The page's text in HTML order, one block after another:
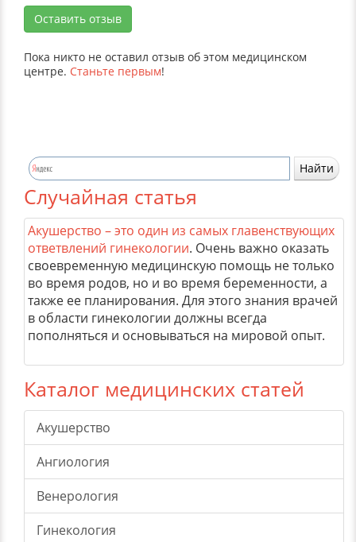
Оставить отзыв
Пока никто не оставил отзыв об этом медицинском
центре. Станьте первым!
Случайная статья
Акушерство – это один из самых главенствующих
ответвлений гинекологии. Очень важно оказать
своевременную медицинскую помощь не только
во время родов, но и во время беременности, а
также ее планирования. Для этого знания врачей
в области гинекологии должны всегда
пополняться и основываться на мировой опыт.
Каталог медицинских статей
Акушерство
Ангиология
Венерология
Гинекология